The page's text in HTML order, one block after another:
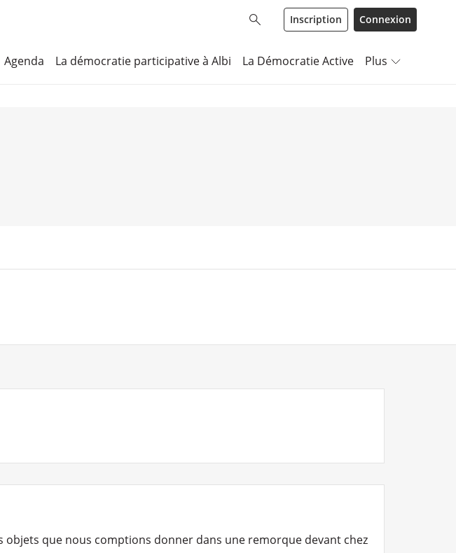
Inscription Connexion
Agenda La démocratie participative à Albi La Démocratie Active Plus
que nous comptions donner dans une remorque devant chez